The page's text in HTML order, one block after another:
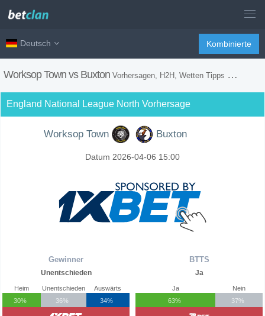
Deutsch Kombinierte
Worksop Town vs Buxton Vorhersagen, H2H, Wetten Tipps und Spiel Vorschau
England National League North Vorhersage
Worksop Town Buxton
Datum 2026-04-06 15:00
Gewinner
Unentschieden
Heim
30%
Unentschieden
36%
Auswärts
34%
BTTS
Ja
Ja
63%
Nein
37%